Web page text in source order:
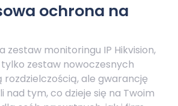
ochrona na
zestaw monitoringu IP Hikvision,
zestaw nowoczesnych
rozdzielczością, ale gwarancję
nad tym, co dzieje się na Twoim